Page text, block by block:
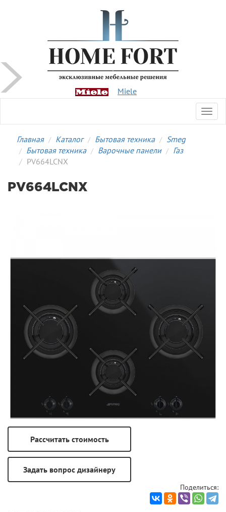
Miele
Главная Каталог Бытовая техника
Smeg
Бытовая техника
Варочные панели
Газ
PV664LCNX
PV664LCNX
Поделиться: